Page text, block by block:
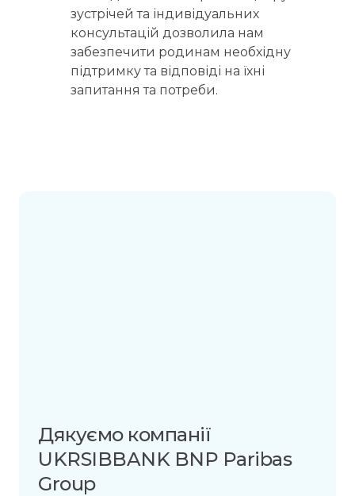
зустрічей та індивідуальних
консультацій дозволила нам
забезпечити родинам необхідну
підтримку та відповіді на їхні
запитання та потреби.
Дякуємо компанії
UKRSIBBANK BNP Paribas
Group